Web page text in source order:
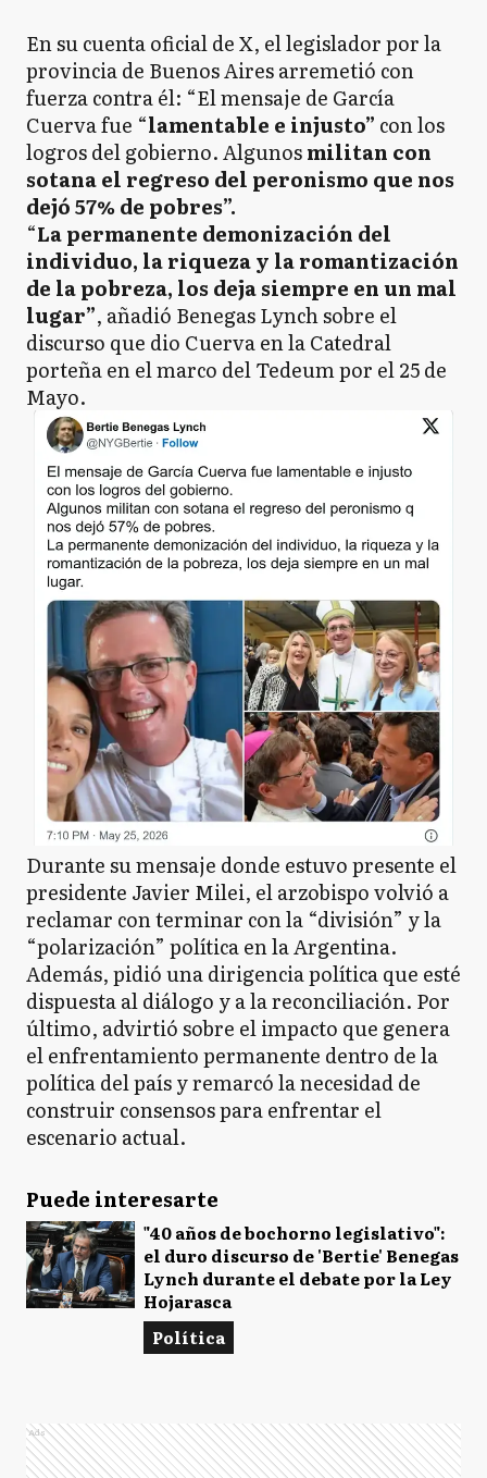
En su cuenta oficial de X, el legislador por la
provincia de Buenos Aires arremetió con
fuerza contra él: “El mensaje de García
Cuerva fue “lamentable e injusto” con los
logros del gobierno. Algunosmilitan con
sotana el regreso del peronismo que nos
dejó 57% de pobres”.
“La permanente demonización del
individuo, la riqueza y la romantización
de la pobreza, los deja siempre en un mal
lugar”, añadió Benegas Lynch sobre el
discurso que dio Cuerva en la Catedral
porteña en el marco del Tedeum por el 25 de
Mayo.
Durante su mensaje donde estuvo presente el
presidente Javier Milei, el arzobispo volvió a
reclamar con terminar con la “división” y la
“polarización” política en la Argentina.
Además, pidió una dirigencia política que esté
dispuesta al diálogo y a la reconciliación. Por
último, advirtió sobre el impacto que genera
el enfrentamiento permanente dentro de la
política del país y remarcó la necesidad de
construir consensos para enfrentar el
escenario actual.
Puede interesarte
"40 años de bochorno legislativo":
el duro discurso de 'Bertie' Benegas
Lynch durante el debate por la Ley
Hojarasca
Política
Ads